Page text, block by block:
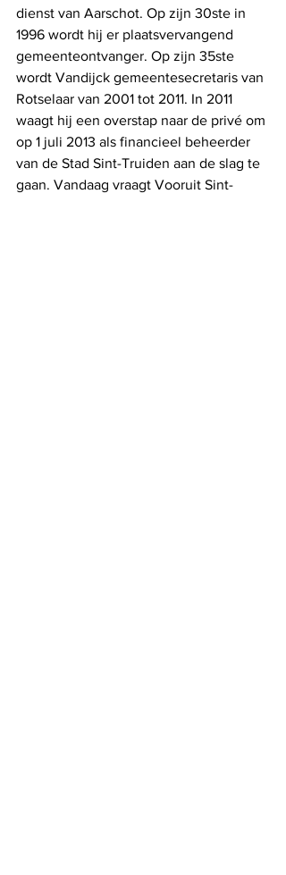
dienst van Aarschot. Op zijn 30ste in
1996 wordt hij er plaatsvervangend
gemeenteontvanger. Op zijn 35ste
wordt Vandijck gemeentesecretaris van
Rotselaar van 2001 tot 2011. In 2011
waagt hij een overstap naar de privé om
op 1 juli 2013 als financieel beheerder
van de Stad Sint-Truiden aan de slag te
gaan. Vandaag vraagt Vooruit Sint-